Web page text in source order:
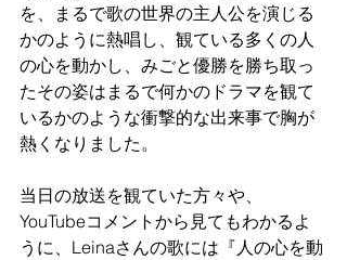
を、まるで歌の世界の主人公を演じる
かのように熱唱し、観ている多くの人
の心を動かし、みごと優勝を勝ち取っ
たその姿はまるで何かのドラマを観て
いるかのような衝撃的な出来事で胸が
熱くなりました。
当日の放送を観ていた方々や、
YouTubeコメントから見てもわかるよ
うに、Leinaさんの歌には『人の心を動